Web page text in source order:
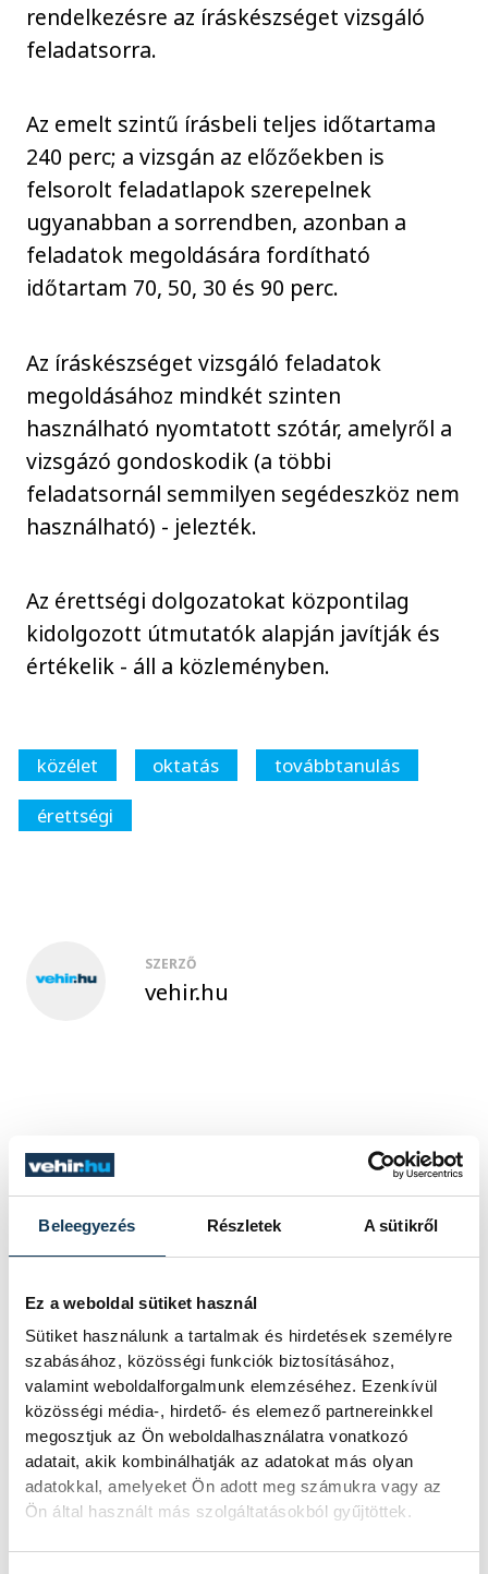
Beleegyezés Részletek A sütikről
Ez a weboldal sütiket használ
Sütiket használunk a tartalmak és hirdetések személyre
szabásához, közösségi funkciók biztosításához,
valamint weboldalforgalmunk elemzéséhez. Ezenkívül
közösségi média-, hirdető- és elemező partnereinkkel
megosztjuk az Ön weboldalhasználatra vonatkozó
adatait, akik kombinálhatják az adatokat más olyan
adatokkal, amelyeket Ön adott meg számukra vagy az
Ön által használt más szolgáltatásokból gyűjtöttek.
rendelkezésre az íráskészséget vizsgáló
feladatsorra.
Az emelt szintű írásbeli teljes időtartama
240 perc; a vizsgán az előzőekben is
felsorolt feladatlapok szerepelnek
ugyanabban a sorrendben, azonban a
feladatok megoldására fordítható
időtartam 70, 50, 30 és 90 perc.
Az íráskészséget vizsgáló feladatok
megoldásához mindkét szinten
használható nyomtatott szótár, amelyről a
vizsgázó gondoskodik (a többi
feladatsornál semmilyen segédeszköz nem
használható) - jelezték.
Az érettségi dolgozatokat központilag
kidolgozott útmutatók alapján javítják és
értékelik - áll a közleményben.
közélet oktatás
továbbtanulás
érettségi
SZERZŐ
vehir.hu